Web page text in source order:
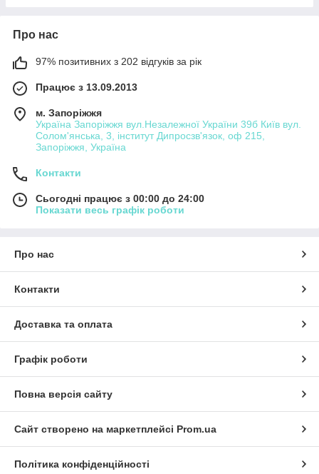
Про нас
97% позитивних з 202 відгуків за рік
Працює з 13.09.2013
м. Запоріжжя
Україна Запоріжжя вул.Незалежної України 39б Київ вул.
Солом'янська, 3, інститут Дипросзв'язок, оф 215,
Запоріжжя, Україна
Контакти
Сьогодні працює з 00:00 до 24:00
Показати весь графік роботи
Про нас
Контакти
Доставка та оплата
Графік роботи
Повна версія сайту
Сайт створено на маркетплейсі Prom.ua
Політика конфіденційності